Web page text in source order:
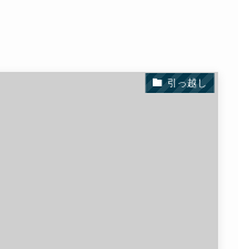
引っ越し